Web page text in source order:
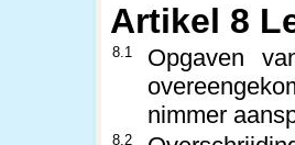
Artikel 8
8.1
Opgaven
nimmer
8.2